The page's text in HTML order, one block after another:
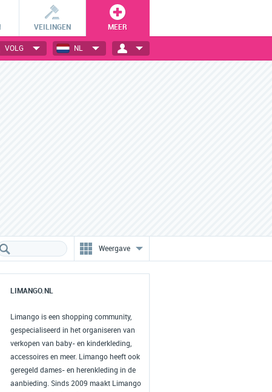
VEILINGEN MEER
NL
VOLG
Weergave
LIMANGO.NL
Limango is een shopping community,
gespecialiseerd in het organiseren van
verkopen van baby- en kinderkleding,
accessoires en meer. Limango heeft ook
geregeld dames- en herenkleding in de
aanbieding. Sinds 2009 maakt Limango